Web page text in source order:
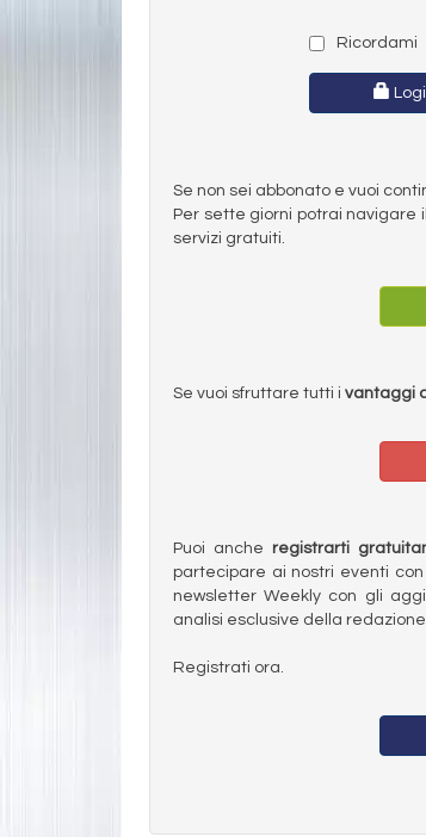
Ricordami
Se non sei abbonato e vuoi
Per sette giorni potrai navigare
servizi gratuiti.
Se vuoi sfruttare tutti i vantaggi
Puoi anche registrarti
partecipare ai nostri eventi
newsletter Weekly con gli
analisi esclusive della
Registrati ora.